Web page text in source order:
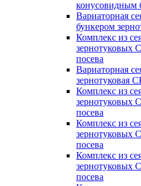
Вариаторная
бункером
Комплекс из
зернотуковых
посева
Вариаторная
зернотуковая
Комплекс из
зернотуковых
посева
Комплекс из
зернотуковых
посева
Комплекс из
зернотуковых
посева